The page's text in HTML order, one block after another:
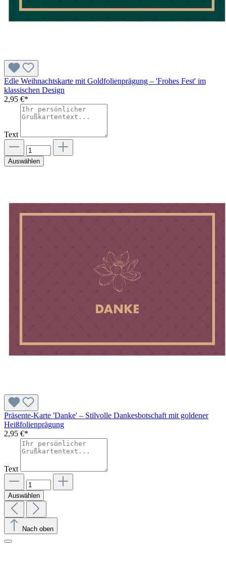
Edle Weihnachtskarte mit Goldfolienprägung – 'Frohes Fest' im
klassischen Design
2,95 €*
Text
Auswählen
Präsente-Karte 'Danke' – Stilvolle Dankesbotschaft mit goldener
Heißfolienprägung
2,95 €*
Text
Auswählen
Nach oben